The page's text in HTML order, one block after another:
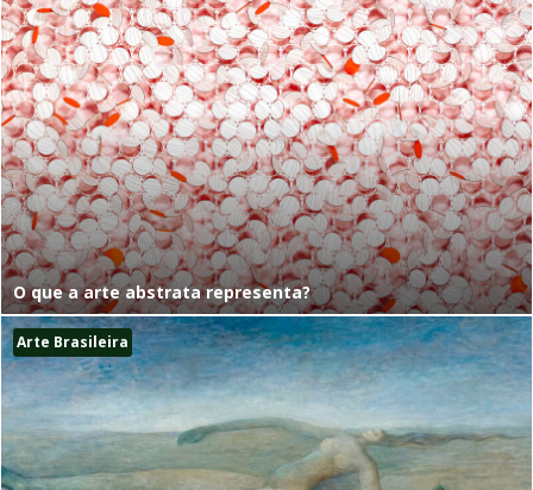
O que a arte abstrata representa?
Arte Brasileira